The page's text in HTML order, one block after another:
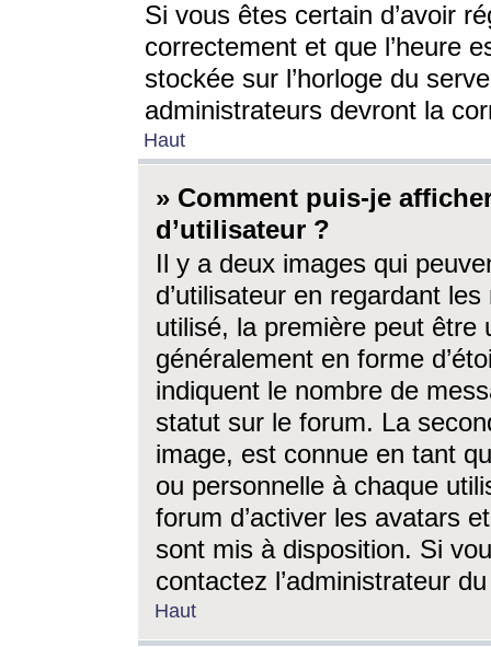
Si vous êtes certain d’avoir
correctement et que l’heure
stockée sur l’horloge du
administrateurs devront la
Haut
» Comment puis-je
d’utilisateur ?
Il y a deux images qui
d’utilisateur en regardant
utilisé, la première peut être
généralement en forme
indiquent le nombre de
statut sur le forum. La
image, est connue en tant
ou personnelle à chaque
forum d’activer les avatars
sont mis à disposition. Si
contactez l’administrateur
Haut